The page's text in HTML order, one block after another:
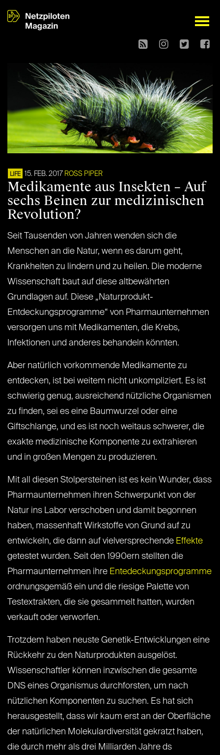
open
LIFE 15. FEB. 2017 ROSS PIPER
Medikamente aus Insekten – Auf
sechs Beinen zur medizinischen
Revolution?
Seit Tausenden von Jahren wenden sich die
Menschen an die Natur, wenn es darum geht,
Krankheiten zu lindern und zu heilen. Die moderne
Wissenschaft baut auf diese altbewährten
Grundlagen auf. Diese „Naturprodukt-
Entdeckungsprogramme“ von Pharmaunternehmen
versorgen uns mit Medikamenten, die Krebs,
Infektionen und anderes behandeln könnten.
Aber natürlich vorkommende Medikamente zu
entdecken, ist bei weitem nicht unkompliziert. Es ist
schwierig genug, ausreichend nützliche Organismen
zu finden, sei es eine Baumwurzel oder eine
Giftschlange, und es ist noch weitaus schwerer, die
exakte medizinische Komponente zu extrahieren
und in großen Mengen zu produzieren.
Mit all diesen Stolpersteinen ist es kein Wunder, dass
Pharmaunternehmen ihren Schwerpunkt von der
Natur ins Labor verschoben und damit begonnen
haben, massenhaft Wirkstoffe von Grund auf zu
entwickeln, die dann auf vielversprechende Effekte
getestet wurden. Seit den 1990ern stellten die
Pharmaunternehmen ihre Entedeckungsprogramme
ordnungsgemäß ein und die riesige Palette von
Testextrakten, die sie gesammelt hatten, wurden
verkauft oder verworfen.
Trotzdem haben neuste Genetik-Entwicklungen eine
Rückkehr zu den Naturprodukten ausgelöst.
Wissenschaftler können inzwischen die gesamte
DNS eines Organismus durchforsten, um nach
nützlichen Komponenten zu suchen. Es hat sich
herausgestellt, dass wir kaum erst an der Oberfläche
der natürlichen Molekulardiversität gekratzt haben,
die durch mehr als drei Milliarden Jahre ds